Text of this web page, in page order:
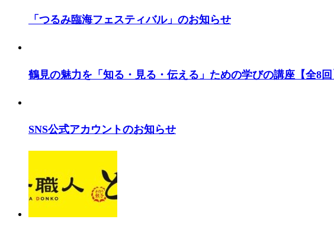
「つるみ臨海フェスティバル」のお知らせ
鶴見の魅力を「知る・見る・伝える」ための学びの講座【全8回
SNS公式アカウントのお知らせ